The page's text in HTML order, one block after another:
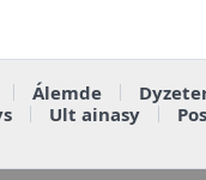
Álemde
Ult ainasy